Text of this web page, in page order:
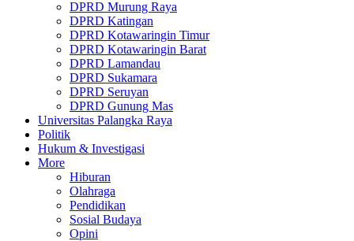
DPRD Murung Raya
DPRD Katingan
DPRD Kotawaringin Timur
DPRD Kotawaringin Barat
DPRD Lamandau
DPRD Sukamara
DPRD Seruyan
DPRD Gunung Mas
Universitas Palangka Raya
Politik
Hukum & Investigasi
More
Hiburan
Olahraga
Pendidikan
Sosial Budaya
Opini